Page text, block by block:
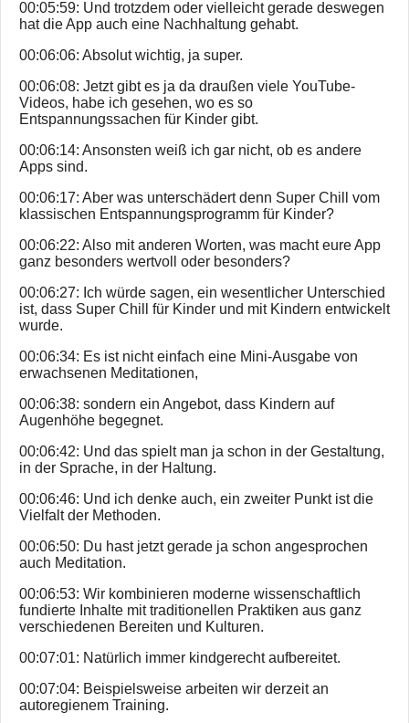
00:05:59: Und trotzdem oder vielleicht gerade deswegen
hat die App auch eine Nachhaltung gehabt.
00:06:06: Absolut wichtig, ja super.
00:06:08: Jetzt gibt es ja da draußen viele YouTube-
Videos, habe ich gesehen, wo es so
Entspannungssachen für Kinder gibt.
00:06:14: Ansonsten weiß ich gar nicht, ob es andere
Apps sind.
00:06:17: Aber was unterschädert denn Super Chill vom
klassischen Entspannungsprogramm für Kinder?
00:06:22: Also mit anderen Worten, was macht eure App
ganz besonders wertvoll oder besonders?
00:06:27: Ich würde sagen, ein wesentlicher Unterschied
ist, dass Super Chill für Kinder und mit Kindern entwickelt
wurde.
00:06:34: Es ist nicht einfach eine Mini-Ausgabe von
erwachsenen Meditationen,
00:06:38: sondern ein Angebot, dass Kindern auf
Augenhöhe begegnet.
00:06:42: Und das spielt man ja schon in der Gestaltung,
in der Sprache, in der Haltung.
00:06:46: Und ich denke auch, ein zweiter Punkt ist die
Vielfalt der Methoden.
00:06:50: Du hast jetzt gerade ja schon angesprochen
auch Meditation.
00:06:53: Wir kombinieren moderne wissenschaftlich
fundierte Inhalte mit traditionellen Praktiken aus ganz
verschiedenen Bereiten und Kulturen.
00:07:01: Natürlich immer kindgerecht aufbereitet.
00:07:04: Beispielsweise arbeiten wir derzeit an
autoregienem Training.